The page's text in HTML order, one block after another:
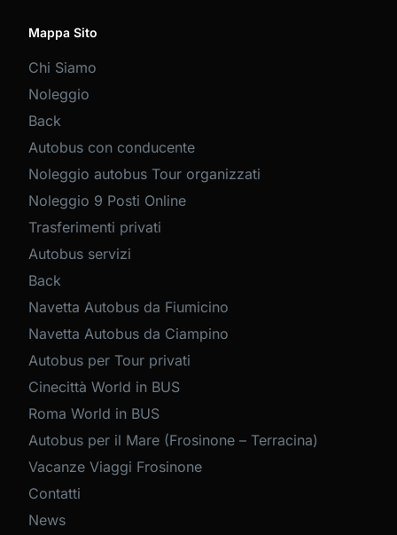
Mappa Sito
Chi Siamo
Noleggio
Back
Autobus con conducente
Noleggio autobus Tour organizzati
Noleggio 9 Posti Online
Trasferimenti privati
Autobus servizi
Back
Navetta Autobus da Fiumicino
Navetta Autobus da Ciampino
Autobus per Tour privati
Cinecittà World in BUS
Roma World in BUS
Autobus per il Mare (Frosinone – Terracina)
Vacanze Viaggi Frosinone
Contatti
News